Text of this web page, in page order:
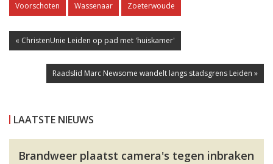
Voorschoten
Wassenaar Zoeterwoude
« ChristenUnie Leiden op pad met 'huiskamer'
Raadslid Marc Newsome wandelt langs stadsgrens Leiden »
LAATSTE NIEUWS
Brandweer plaatst camera's tegen inbraken